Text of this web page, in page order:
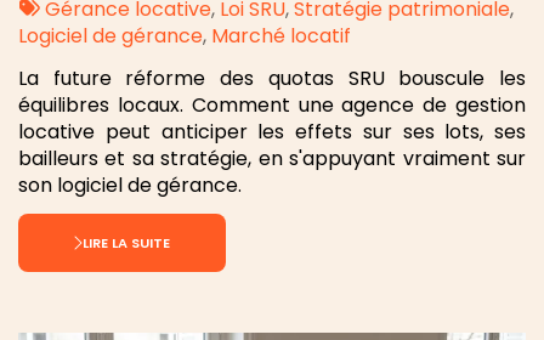
: par
Tags
:
Gérance locative, Loi SRU,Stratégie patrimoniale,
Logiciel de gérance, Marché locatif
La future réforme des quotas SRU bouscule les
équilibres locaux. Comment une agence de gestion
locative peut anticiper les effets sur ses lots, ses
bailleurs et sa stratégie, en s'appuyant vraiment sur
son logiciel de gérance.
LIRE LA SUITE